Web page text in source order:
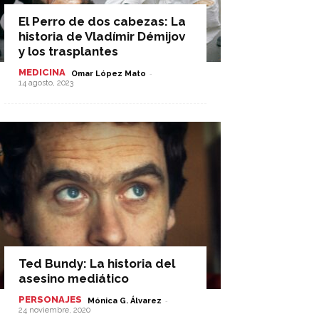
El Perro de dos cabezas: La
historia de Vladímir Démijov
y los trasplantes
MEDICINA Omar López Mato -
14 agosto, 2023
Ted Bundy: La historia del
asesino mediático
PERSONAJES Mónica G. Álvarez -
24 noviembre, 2020